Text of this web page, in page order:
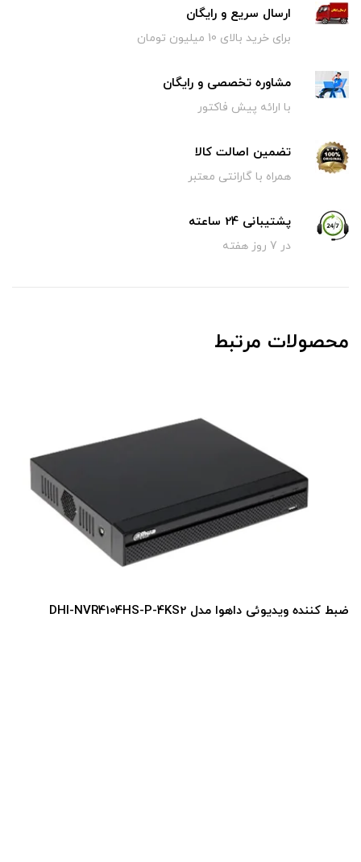
ارسال سریع و رایگان
برای خرید بالای 10 میلیون تومان
مشاوره تخصصی و رایگان
با ارائه پیش فاکتور
تضمین اصالت کالا
همراه با گارانتی معتبر
پشتیبانی 24 ساعته
در 7 روز هفته
محصولات مرتبط